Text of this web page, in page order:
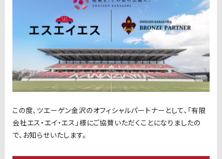
この度、ツエーゲン金沢のオフィシャルパートナーとして、「有限
会社エス・エイ・エス」様にご協賛いただくことになりましたの
で、お知らせいたします。